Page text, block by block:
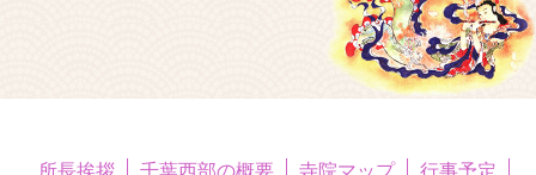
所長挨拶 千葉西部の概要 寺院マップ 行事予定